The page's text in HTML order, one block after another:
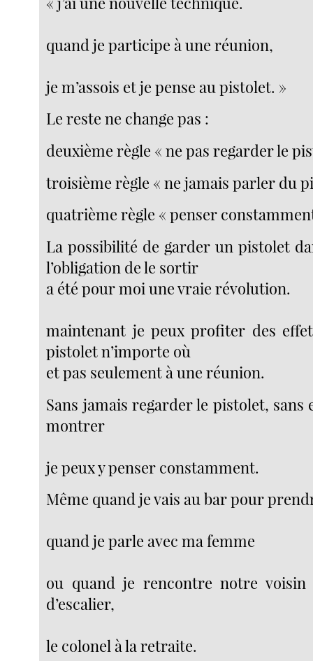
quand je participe à une réunion,
je m’assois et je pense au pistolet. »
Le reste ne change pas :
deuxième règle « ne pas regarder le
troisième règle « ne jamais parler du
quatrième règle « penser
La possibilité de garder un pistolet
l’obligation de le sortir
a été pour moi une vraie révolution.
maintenant je peux profiter des
pistolet n’importe où
et pas seulement à une réunion.
Sans jamais regarder le pistolet, sans
montrer
je peux y penser constamment.
Même quand je vais au bar pour
quand je parle avec ma femme
ou quand je rencontre notre voisin
d’escalier,
le colonel à la retraite.